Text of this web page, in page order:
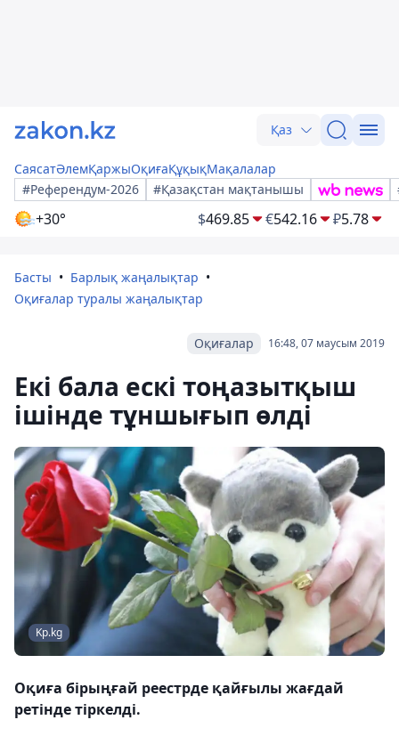
Қаз
СаясатӘлемҚаржыОқиғаҚұқықМақалалар
#Референдум-2026
#Қазақстан мақтанышы
+30° $469.85 €542.16 ₽5.78
Басты
Барлық жаңалықтар
Оқиғалар туралы жаңалықтар
16:48, 07 маусым 2019
Оқиғалар
Екі бала ескі тоңазытқыш
ішінде тұншығып өлді
Kp.kg
Оқиға бірыңғай реестрде қайғылы жағдай
ретінде тіркелді.